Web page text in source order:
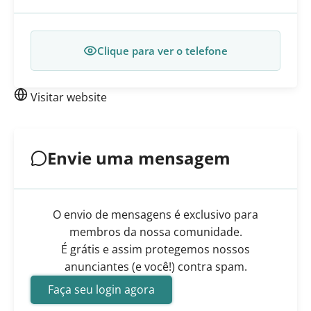
Clique para ver o telefone
Visitar website
Envie uma mensagem
O envio de mensagens é exclusivo para
membros da nossa comunidade.
É grátis e assim protegemos nossos
anunciantes (e você!) contra spam.
Faça seu login agora